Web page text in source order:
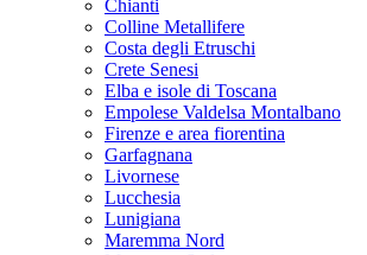
Chianti
Colline Metallifere
Costa degli Etruschi
Crete Senesi
Elba e isole di Toscana
Empolese Valdelsa Montalbano
Firenze e area fiorentina
Garfagnana
Livornese
Lucchesia
Lunigiana
Maremma Nord